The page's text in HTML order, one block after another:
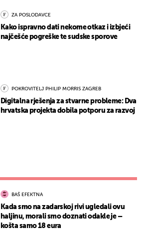
ZA POSLODAVCE
Kako ispravno dati nekome otkaz i izbjeći
najčešće pogreške te sudske sporove
POKROVITELJ PHILIP MORRIS ZAGREB
Digitalna rješenja za stvarne probleme: Dva
hrvatska projekta dobila potporu za razvoj
BAŠ EFEKTNA
Kada smo na zadarskoj rivi ugledali ovu
haljinu, morali smo doznati odakle je –
košta samo 18 eura